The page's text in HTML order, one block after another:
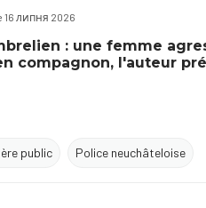
16 липня 2026
: une femme
compagnon, l'auteur
public Police neuchâteloise